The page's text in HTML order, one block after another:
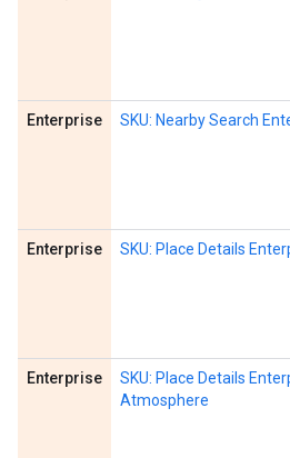
Enterprise SKU: Nearby Search
Enterprise SKU: Place Details
Enterprise
SKU: Place Details
Atmosphere